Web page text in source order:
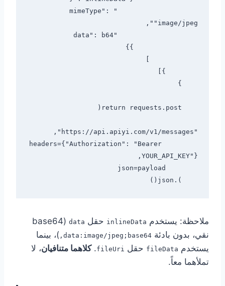
                    "mimeType":
        headers={"Authorization": "Bearer
ملاحظة: يستخدم inlineData حقل data
(base64
نقي، بدون بادئة data:image/jpeg;base64, )، بينما
يستخدم fileData حقل fileUri
.كلاهما متنافيان، لا
تملأهما معاً.